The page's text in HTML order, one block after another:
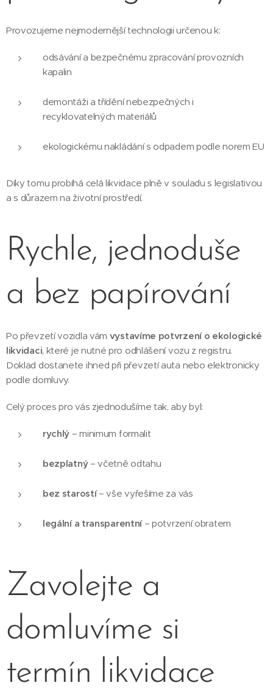
Provozujeme nejmodernější technologii určenou k:
odsávání a bezpečnému zpracování provozních
kapalin
demontáži a třídění nebezpečných i
recyklovatelných materiálů
ekologickému nakládání s odpadem podle norem EU
Díky tomu probíhá celá likvidace plně v souladu s legislativou
a s důrazem na životní prostředí.
Rychle, jednoduše
a bez papírování
Po převzetí vozidla vám vystavíme potvrzení o ekologické
likvidaci, které je nutné pro odhlášení vozu z registru.
Doklad dostanete ihned při převzetí auta nebo elektronicky
podle domluvy.
Celý proces pro vás zjednodušíme tak, aby byl:
rychlý – minimum formalit
bezplatný– včetně odtahu
bez starostí– vše vyřešíme za vás
legální a transparentní– potvrzení obratem
Zavolejte a
domluvíme si
termín likvidace